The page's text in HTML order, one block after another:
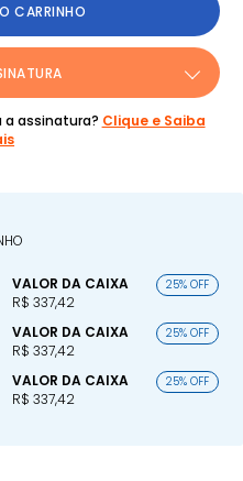
CARRINHO
a assinatura? Clique e Saiba
VALOR DA CAIXA
R$ 337,42
25% OFF
VALOR DA CAIXA
R$ 337,42
25% OFF
VALOR DA CAIXA
R$ 337,42
25% OFF